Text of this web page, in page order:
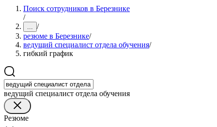
Поиск сотрудников в Березнике
/
... /
резюме в Березнике/
ведущий специалист отдела обучения/
гибкий график
ведущий специалист отдела обучения
Резюме